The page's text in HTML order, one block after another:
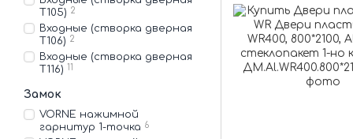
Т105) 2
Входные (створка дверная
Т106) 2
Входные (створка дверная
Т116) 11
Замок
VORNE нажимной
гарнитур 1-точка 6